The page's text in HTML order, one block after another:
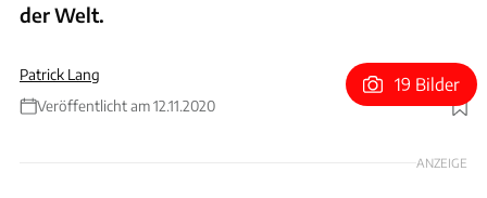
der Welt.
Patrick Lang
Veröffentlicht am 12.11.2020
Foto: Ferrari
19 Bilder
ANZEIGE